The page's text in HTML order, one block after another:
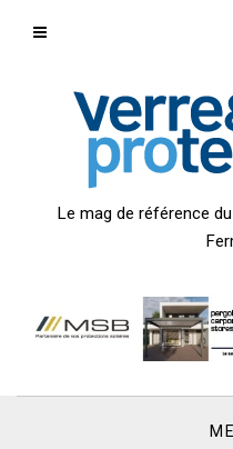
Le mag de référence